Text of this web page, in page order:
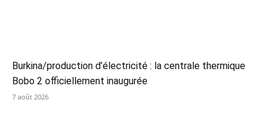
Burkina/production d’électricité : la centrale thermique
Bobo 2 officiellement inaugurée
7 août 2026